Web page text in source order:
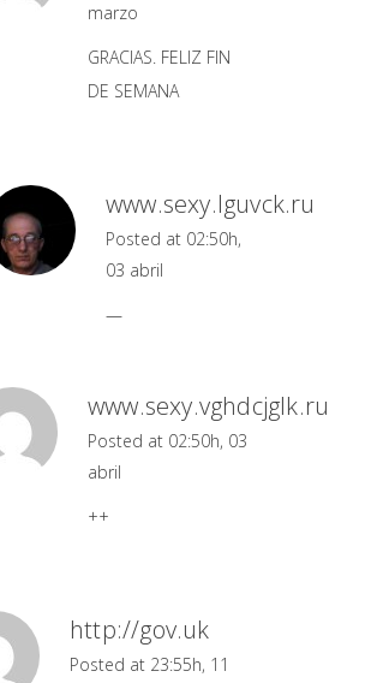
marzo
GRACIAS. FELIZ FIN
DE SEMANA
www.sеху.lguvck.ru
Posted at 02:50h,
03 abril
—
www.sеху.vghdcjglk.ru
Posted at 02:50h, 03
abril
++
http://gov.uk
Posted at 23:55h, 11